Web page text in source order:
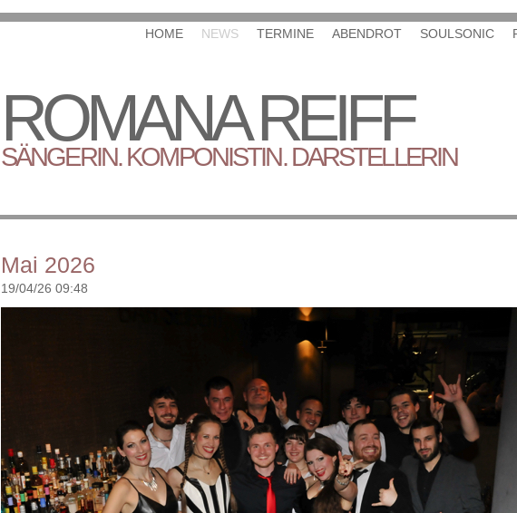
HOME NEWS TERMINE ABENDROT SOULSONIC
ROMANA REIFF
SÄNGERIN. KOMPONISTIN. DARSTELLERIN
Mai 2026
19/04/26 09:48